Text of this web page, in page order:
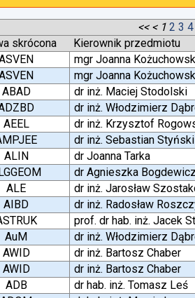
<< < 1 2 3 4
skrócona
Kierownik przedmiotu
mgr Joanna
mgr Joanna
ABAD
dr inż. Maciej Stodolski
dr inż. Włodzimierz
AEEL
dr inż. Krzysztof
dr inż. Sebastian Styński
ALIN
dr Joanna Tarka
dr Agnieszka Bogdewicz
ALE
dr inż. Jarosław
AIBD
dr inż. Radosław
prof. dr hab. inż. Jacek
AuM
dr inż. Włodzimierz
AWID
dr inż. Bartosz Chaber
AWID
dr inż. Bartosz Chaber
ADB
dr hab. inż. Tomasz Leś